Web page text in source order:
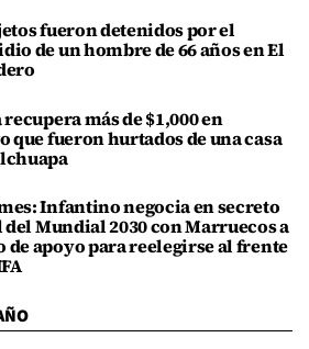
fueron detenidos por el
de un hombre de 66 años en El
más de $1,000 en
que fueron hurtados de una casa
Infantino negocia en secreto
Mundial 2030 con Marruecos a
de apoyo para reelegirse al frente